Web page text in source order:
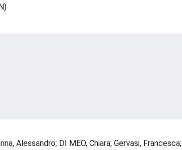
Alessandro; DI MEO, Chiara; Gervasi,